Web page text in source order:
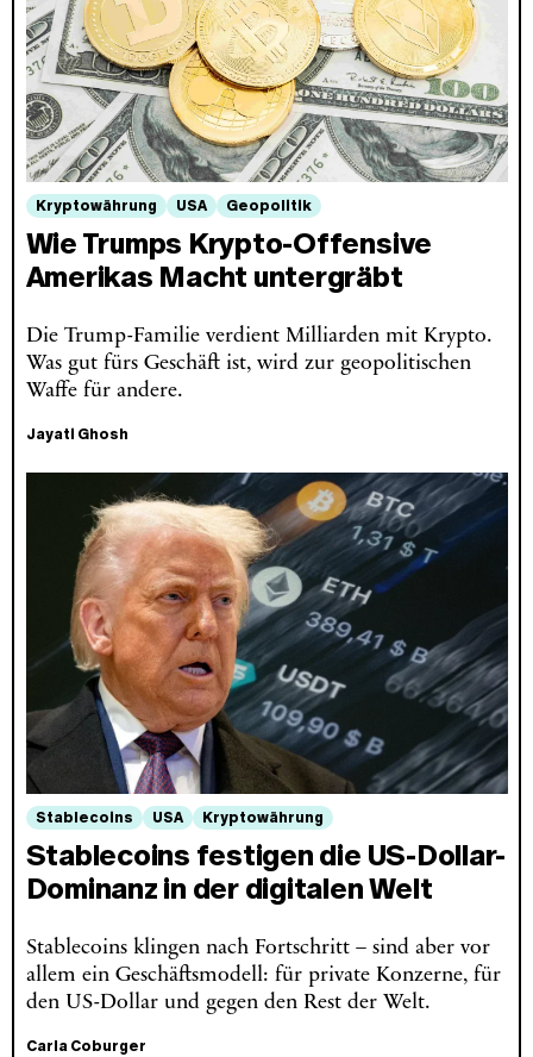
Kryptowährung USA Geopolitik
Wie Trumps Krypto-Offensive
Amerikas Macht untergräbt
Die Trump-Familie verdient Milliarden mit Krypto.
Was gut fürs Geschäft ist, wird zur geopolitischen
Waffe für andere.
Jayati Ghosh
Stablecoins USA Kryptowährung
Stablecoins festigen die US-Dollar-
Dominanz in der digitalen Welt
Stablecoins klingen nach Fortschritt – sind aber vor
allem ein Geschäftsmodell: für private Konzerne, für
den US-Dollar und gegen den Rest der Welt.
Carla Coburger